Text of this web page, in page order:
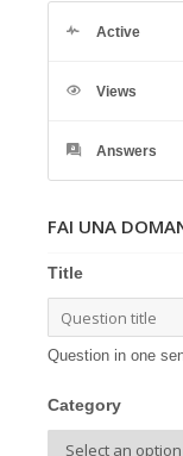
Active
Views
Answers
FAI UNA
Title
Question in one
Category